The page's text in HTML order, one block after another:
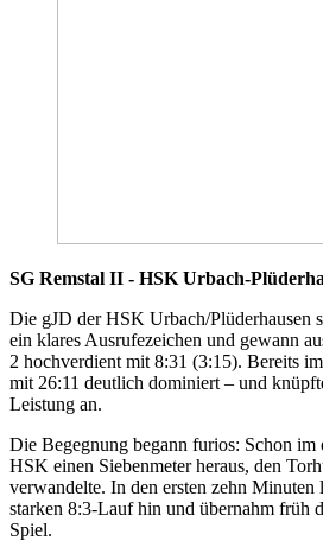
SG Remstal II - HSK Urbach-
Die gJD der HSK Urbach/Plüderhausen
ein klares Ausrufezeichen und gewann
2 hochverdient mit 8:31 (3:15). Bereits
mit 26:11 deutlich dominiert – und
Leistung an.
Die Begegnung begann furios: Schon
HSK einen Siebenmeter heraus, den
verwandelte. In den ersten zehn Minuten
starken 8:3-Lauf hin und übernahm früh
Spiel.